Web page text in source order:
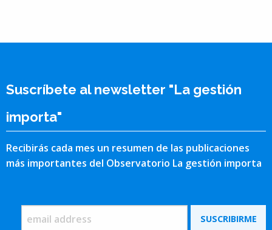
Suscríbete al newsletter "La gestión
importa"
Recibirás cada mes un resumen de las publicaciones
más importantes del Observatorio La gestión importa